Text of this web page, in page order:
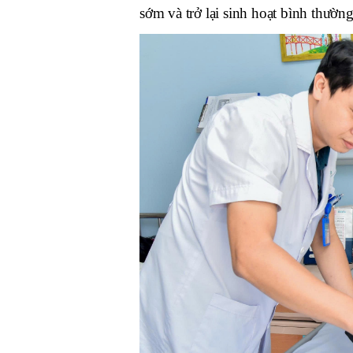
sớm và trở lại sinh hoạt bình